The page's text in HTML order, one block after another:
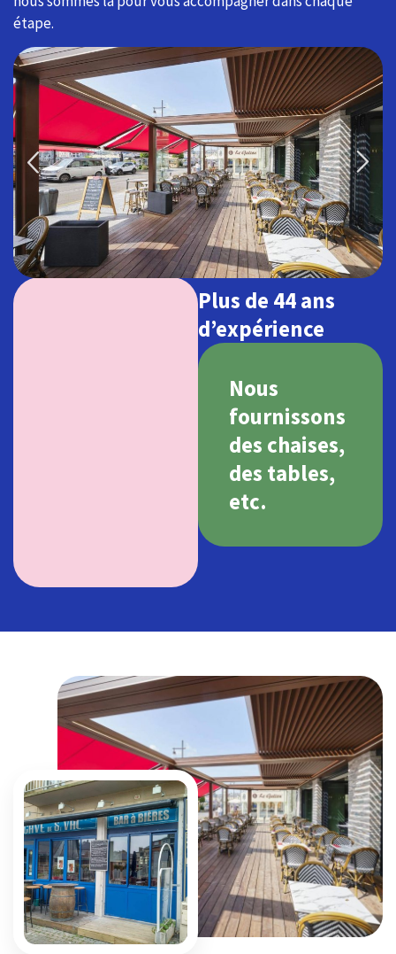
étape.
Plus de 44 ans
d’expérience
Nous
fournissons
des chaises,
des tables,
etc.